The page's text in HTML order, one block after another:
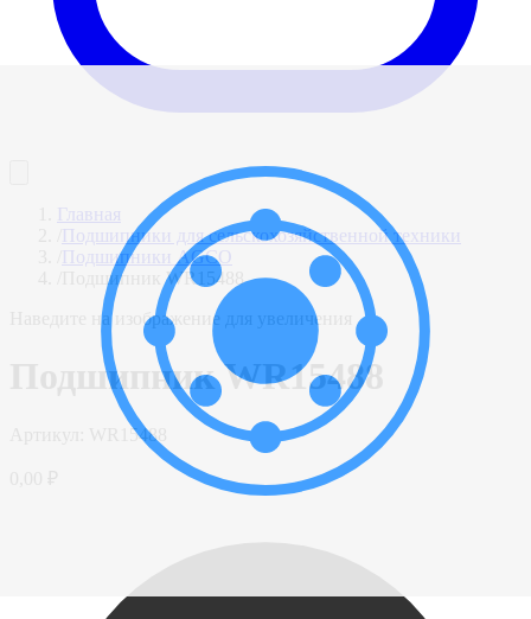
Главная
Подшипники для сельскохозяйственной техники
Подшипники AGCO
Подшипник WR15488
Наведите на изображение для увеличения
Подшипник WR15488
WR15488